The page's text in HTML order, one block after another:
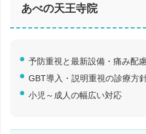
あべの天王寺院
予防重視と最新設備・痛み配慮
GBT導入・説明重視の診療方
小児～成人の幅広い対応